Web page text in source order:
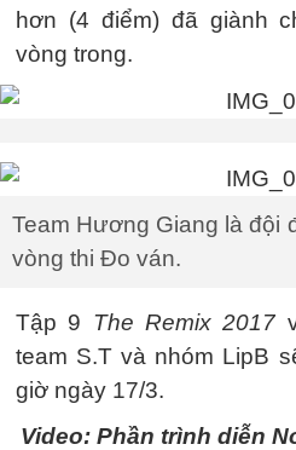
hơn (4 điểm) đã giành
vòng trong.
Team Hương Giang là đội
vòng thi Đo ván.
Tập 9 The Remix 2017
team S.T và nhóm LipB
giờ ngày 17/3.
Video: Phần trình diễn